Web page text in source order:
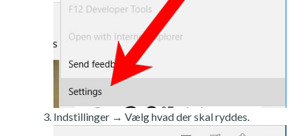
Indstillinger → Vælg hvad der skal ryddes.